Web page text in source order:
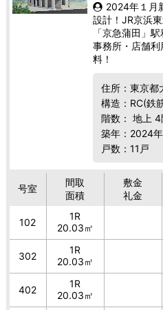
2024年１月
設計！JR京浜
「京急蒲田」
事務所・店舗
料！
住所：東京都
構造：RC(鉄
階数： 地上 4
築年：2024
戸数：11戸
号室
間取
面積
敷金
礼金
102
1R
20.03㎡
302
1R
20.03㎡
402
1R
20.03㎡